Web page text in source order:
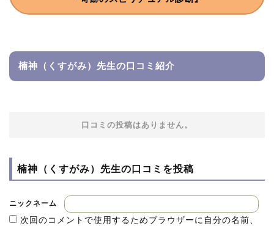
楠神（くすがみ）先生の口コミ紹介
口コミの投稿はありません。
楠神（くすがみ）先生の口コミを投稿
ニックネーム
次回のコメントで使用するためブラウザーに自分の名前、